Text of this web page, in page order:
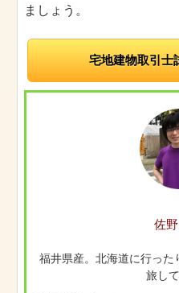
ましょう。
宅地建物取引士
佐
福井県産。北海道に行っ
旅し